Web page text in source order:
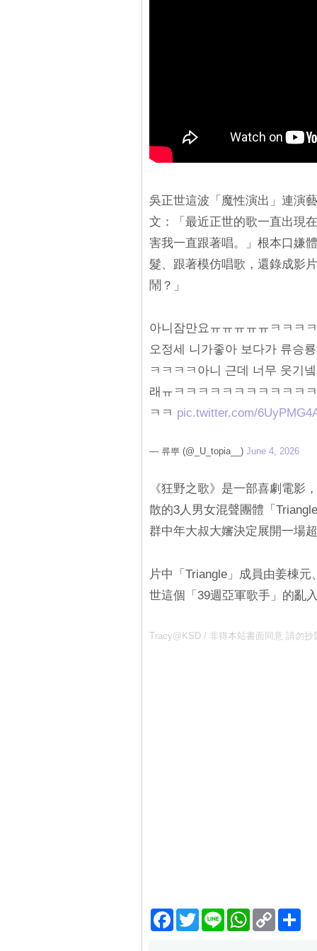
吳正世這波「魔性演出」連演
文：「最近正世的歌一直出現
害我一直跟著唱。」根本口嫌
髮、跟著模仿唱歌，還錄成影
鬧？」
아니잠만요ㅠㅠㅠㅠㅠㅋㅋㅋ
오정세 니가좋아 보다가 류승
ㅋㅋㅋㅋ아니 근데 너무 웃기
래ㅠㅋㅋㅋㅋㅋㅋㅋㅋㅋㅋㅋ
ㅋㅋ pic.twitter.com/
— 류뿌 (@_U_topia__) June 4, 2026
《狂野之歌》是一部喜劇電影
散的3人男女混聲團體「
群中年大叔大嬸決定展開一場
片中「Triangle」成員由姜棟
世這個「39週亞軍歌手」的亂
Tracy@KSD / 非得本站書面同意 請勿
Facebook
TwitterLine WhatsApp
Copy
Link
分